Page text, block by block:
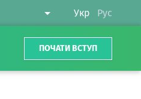
Укр Рус
ПОЧАТИ ВСТУП